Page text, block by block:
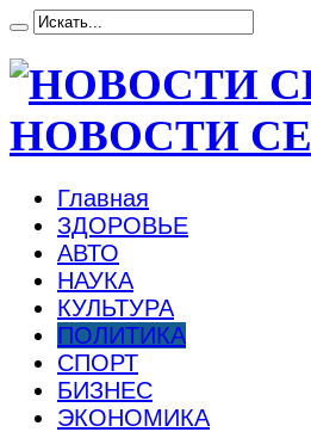
НОВОСТИ
Главная
ЗДОРОВЬЕ
АВТО
НАУКА
КУЛЬТУРА
ПОЛИТИКА
СПОРТ
БИЗНЕС
ЭКОНОМИКА